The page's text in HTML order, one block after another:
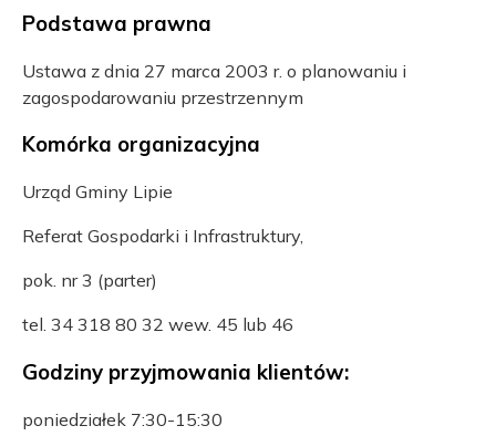
Podstawa prawna
Ustawa z dnia 27 marca 2003 r. o planowaniu i
zagospodarowaniu przestrzennym
Komórka organizacyjna
Urząd Gminy Lipie
Referat Gospodarki i Infrastruktury,
pok. nr 3 (parter)
tel. 34 318 80 32 wew. 45 lub 46
Godziny przyjmowania klientów:
poniedziałek 7:30-15:30